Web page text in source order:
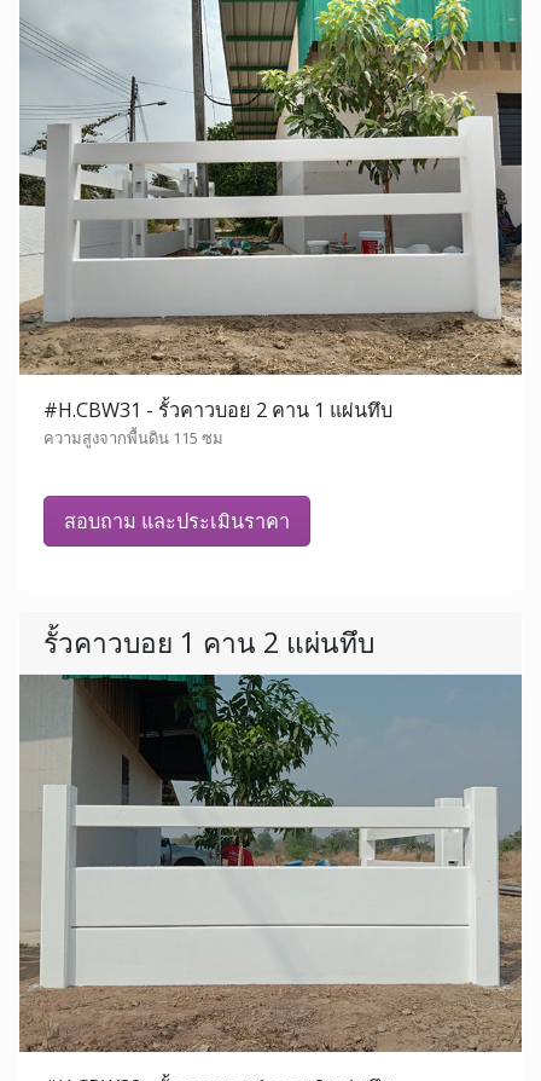
#H.CBW31 - รั้วคาวบอย 2 คาน 1 แผ่นทึบ
ความสูงจากพื้นดิน 115 ซม
สอบถาม และประเมินราคา
รั้วคาวบอย 1 คาน 2 แผ่นทึบ